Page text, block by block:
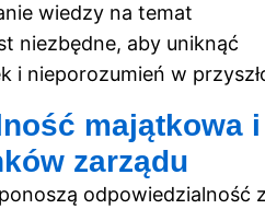
wiedzy na temat
niezbędne, aby uniknąć
i nieporozumień w
majątkowa i
zarządu
odpowiedzialność